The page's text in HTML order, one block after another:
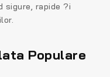
sigure, rapide ?i
Populare